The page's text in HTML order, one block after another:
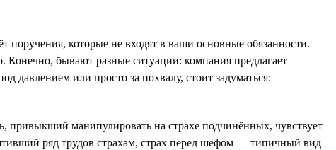
поручения, которые не входят в ваши основные обязанности.
Конечно, бывают разные ситуации: компания предлагает
давлением или просто за похвалу, стоит задуматься:
привыкший манипулировать на страхе подчинённых, чувствует
ряд трудов страхам, страх перед шефом — типичный вид